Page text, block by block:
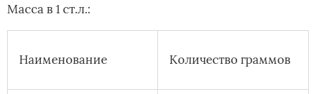
Масса в 1 ст.л.:
Наименование Количество граммов